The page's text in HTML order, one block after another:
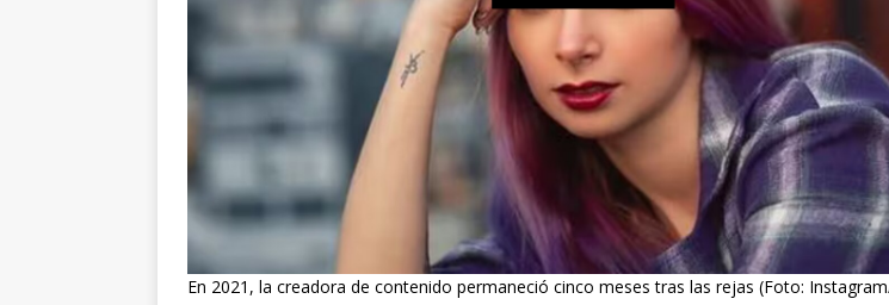
En 2021, la creadora de contenido permaneció cinco meses tras las rejas (Foto: